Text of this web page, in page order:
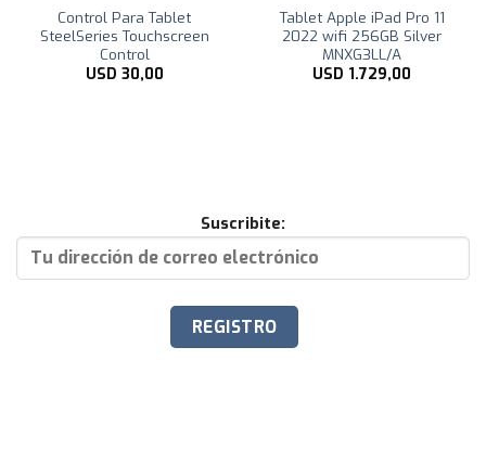
Control Para Tablet
SteelSeries Touchscreen
Control
USD 30,00
Tablet Apple iPad Pro 11
2022 wifi 256GB Silver
MNXG3LL/A
USD 1.729,00
Suscribite: